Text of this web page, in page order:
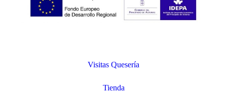
Visitas Quesería
Tienda